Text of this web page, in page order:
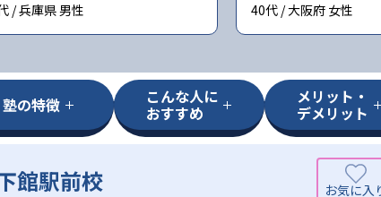
/ 兵庫県 男性
40代 / 大阪府 女性
塾の特徴 こんな人に
おすすめ
メリット・
デメリット
館駅前校